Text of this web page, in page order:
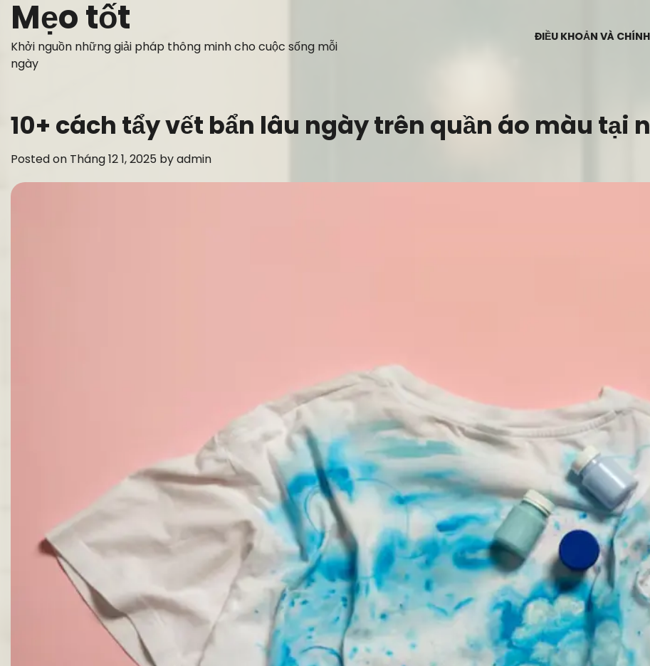
Skip
content
Mẹo tốt
Khởi nguồn những giải pháp thông minh cho cuộc sống mỗi
ngày
ĐIỀU KHOẢN VÀ
10+ cách tẩy vết bẩn lâu ngày trên quần áo màu tại
Posted on Tháng 12 1, 2025 byadmin